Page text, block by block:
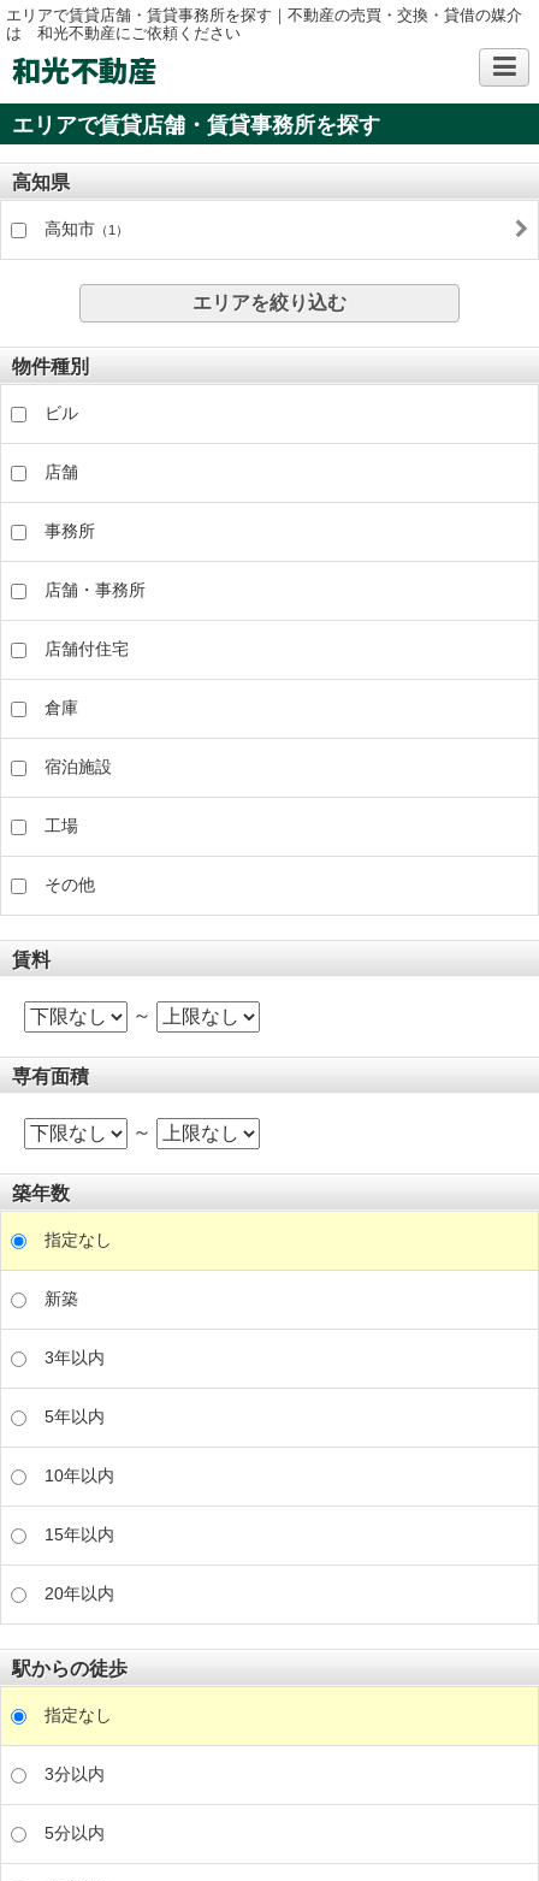
エリアで賃貸店舗・賃貸事務所を探す｜不動産の売買・交換・貸借の媒介
は 和光不動産にご依頼ください
和光不動産
エリアで賃貸店舗・賃貸事務所を探す
高知県
高知市 （1）
エリアを絞り込む
物件種別
ビル
店舗
事務所
店舗・事務所
店舗付住宅
倉庫
宿泊施設
工場
その他
賃料
～
専有面積
～
築年数
指定なし
新築
3年以内
5年以内
10年以内
15年以内
20年以内
駅からの徒歩
指定なし
3分以内
5分以内